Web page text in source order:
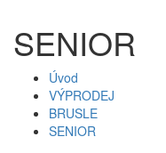
SENIOR
Úvod
VÝPRODEJ
BRUSLE
SENIOR